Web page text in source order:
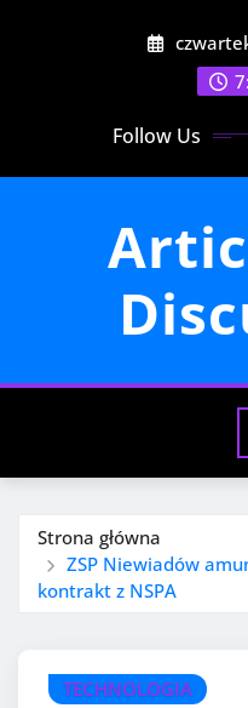
Follow Us
Strona główna
ZSP Niewiadów
kontrakt z NSPA
TECHNOLOGIA